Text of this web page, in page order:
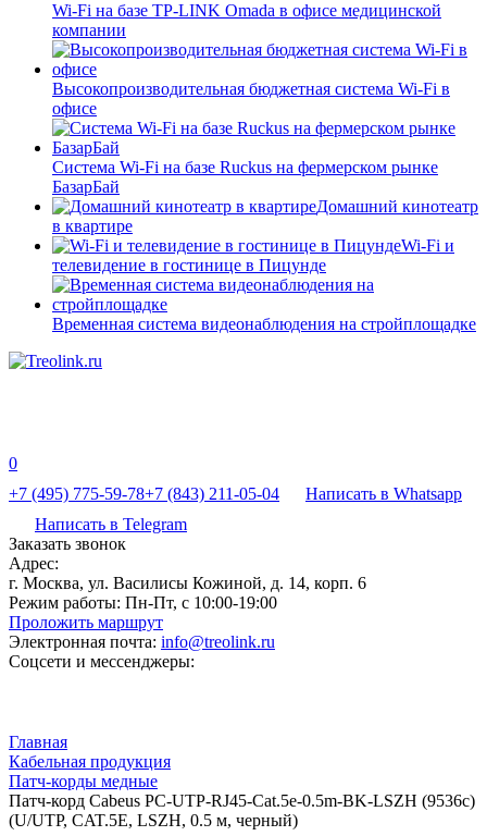
Wi-Fi на базе TP-LINK Omada в офисе медицинской
компании
Высокопроизводительная бюджетная система Wi-Fi в
офисе
Система Wi-Fi на базе Ruckus на фермерском рынке
БазарБай
Домашний кинотеатр
в квартире
Wi-Fi и
телевидение в гостинице в Пицунде
Временная система видеонаблюдения на стройплощадке
0
+7 (495) 775-59-78+7 (843) 211-05-04
Написать в Whatsapp
Написать в Telegram
Заказать звонок
Адрес:
г. Москва, ул. Василисы Кожиной, д. 14, корп. 6
Режим работы: Пн-Пт, с 10:00-19:00
Проложить маршрут
Электронная почта: info@treolink.ru
Соцсети и мессенджеры:
Главная
Кабельная продукция
Патч-корды медные
Патч-корд Cabeus PC-UTP-RJ45-Cat.5e-0.5m-BK-LSZH (9536c)
(U/UTP, CAT.5E, LSZH, 0.5 м, черный)